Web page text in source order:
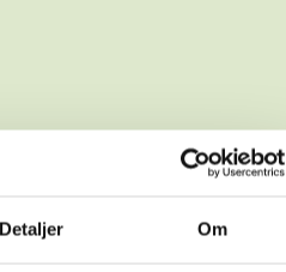
Detaljer Om
hele livet